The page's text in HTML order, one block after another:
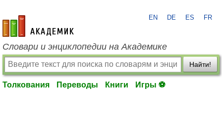
academic.ru
EN DE ES FR
Словари и энциклопедии на Академике
Найти!
Толкования Переводы Книги Игры ⚽